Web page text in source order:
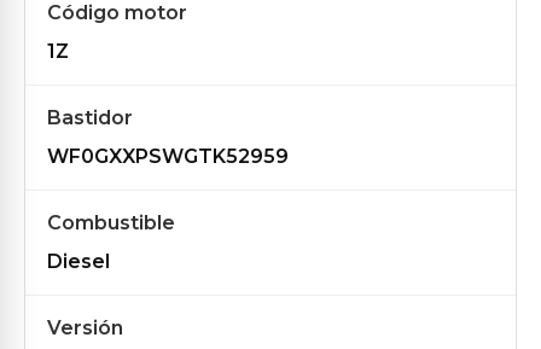
Código motor
1Z
Bastidor
WF0GXXPSWGTK52959
Combustible
Diesel
Versión